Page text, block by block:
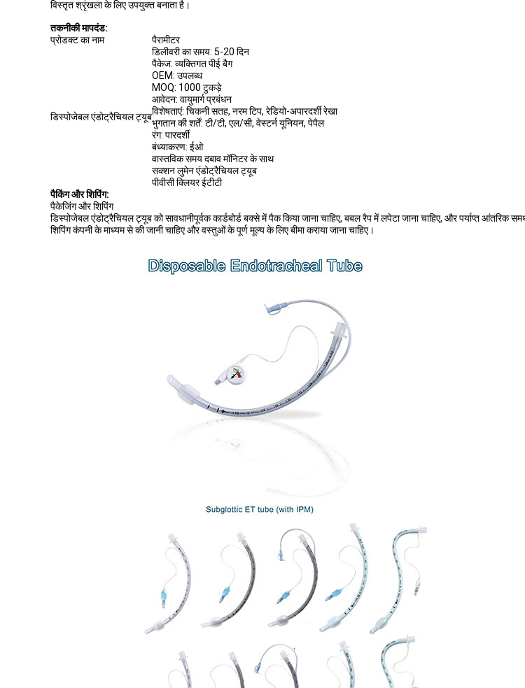
विस्तृत श्रृंखला के लिए उपयुक्त बनाता है।
तकनीकी मापदंड:
प्रोडक्ट का नाम
पैरामीटर
डिस्पोजेबल एंडोट्रैचियल ट्यूब
डिलीवरी का समय: 5-20 दिन
पैकेज: व्यक्तिगत पीई बैग
OEM: उपलब्ध
MOQ: 1000 टुकड़े
आवेदन: वायुमार्ग प्रबंधन
विशेषताएं: चिकनी सतह, नरम टिप, रेडियो-अपारदर्शी रेखा
भुगतान की शर्तें: टी/टी, एल/सी, वेस्टर्न यूनियन, पेपैल
रंग: पारदर्शी
बंध्याकरण: ईओ
वास्तविक समय दबाव मॉनिटर के साथ
सक्शन लुमेन एंडोट्रैचियल ट्यूब
पीवीसी क्लियर ईटीटी
पैकिंग और शिपिंग:
पैकेजिंग और शिपिंग
डिस्पोजेबल एंडोट्रैचियल ट्यूब को सावधानीपूर्वक कार्डबोर्ड बक्से में पैक किया जाना चाहिए, बबल रैप में लपेटा जाना चाहिए, और पर्याप्त आंतरिक
शिपिंग कंपनी के माध्यम से की जानी चाहिए और वस्तुओं के पूर्ण मूल्य के लिए बीमा कराया जाना चाहिए।